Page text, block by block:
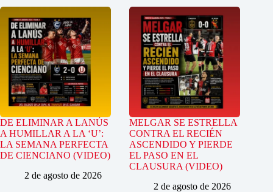
DE ELIMINAR A LANÚS
A HUMILLAR A LA ‘U’:
LA SEMANA PERFECTA
DE CIENCIANO (VIDEO)
2 de agosto de 2026
MELGAR SE ESTRELLA
CONTRA EL RECIÉN
ASCENDIDO Y PIERDE
EL PASO EN EL
CLAUSURA (VIDEO)
2 de agosto de 2026